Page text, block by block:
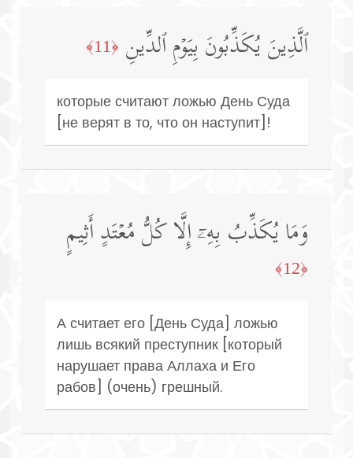
ٱلَّذِینَ یُكَذِّبُونَ بِیَوۡمِ ٱلدِّینِ ﴿11﴾
которые считают ложью День Суда
[не верят в то, что он наступит]!
وَمَا یُكَذِّبُ بِهِۦۤ إِلَّا كُلُّ مُعۡتَدٍ أَثِیمٍ
﴿12﴾
А считает его [День Суда] ложью
лишь всякий преступник [который
нарушает права Аллаха и Его
рабов] (очень) грешный.